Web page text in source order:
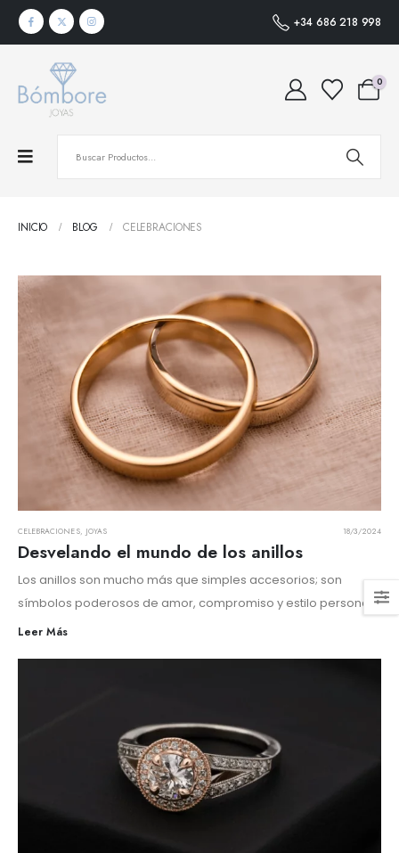
+34 686 218 998
0
INICIO BLOG CELEBRACIONES
CELEBRACIONES, JOYAS 18/3/2024
Desvelando el mundo de los anillos
Los anillos son mucho más que simples accesorios; son
símbolos poderosos de amor, compromiso y estilo personal.
Leer Más